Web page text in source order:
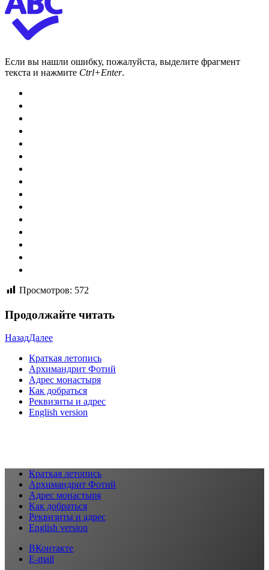
Если вы нашли ошибку, пожалуйста, выделите фрагмент
текста и нажмите Ctrl+Enter.
Просмотров: 572
Продолжайте читать
НазадДалее
Краткая летопись
Архимандрит Фотий
Адрес монастыря
Как добраться
Реквизиты и адрес
English version
Краткая летопись
Архимандрит Фотий
Адрес монастыря
Как добраться
Реквизиты и адрес
English version
ВКонтакте
E-mail